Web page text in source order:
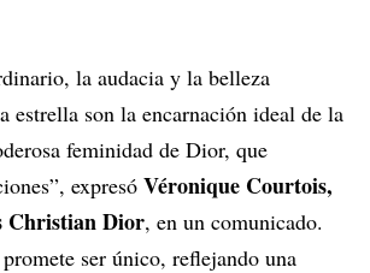
la audacia y la belleza
estrella son la encarnación ideal de la
feminidad de Dior, que
expresó Véronique Courtois,
Christian Dior, en un comunicado.
ser único, reflejando una